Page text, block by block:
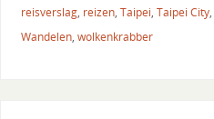
reisverslag, reizen, Taipei, Taipei City,
Wandelen, wolkenkrabber